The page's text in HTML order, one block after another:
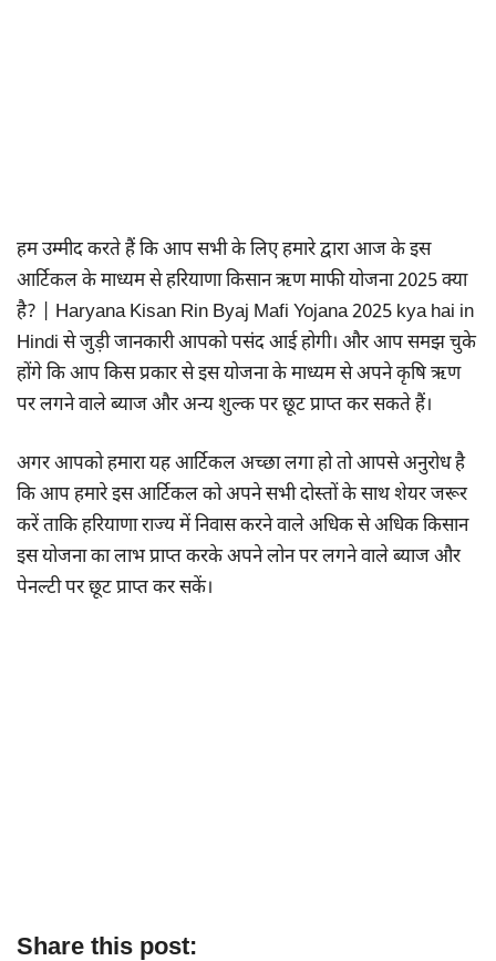
हम उम्मीद करते हैं कि आप सभी के लिए हमारे द्वारा आज के इस
आर्टिकल के माध्यम से हरियाणा किसान ऋण माफी योजना 2025 क्या
है? | Haryana Kisan Rin Byaj Mafi Yojana 2025 kya hai in
Hindi से जुड़ी जानकारी आपको पसंद आई होगी। और आप समझ चुके
होंगे कि आप किस प्रकार से इस योजना के माध्यम से अपने कृषि ऋण
पर लगने वाले ब्याज और अन्य शुल्क पर छूट प्राप्त कर सकते हैं।
अगर आपको हमारा यह आर्टिकल अच्छा लगा हो तो आपसे अनुरोध है
कि आप हमारे इस आर्टिकल को अपने सभी दोस्तों के साथ शेयर जरूर
करें ताकि हरियाणा राज्य में निवास करने वाले अधिक से अधिक किसान
इस योजना का लाभ प्राप्त करके अपने लोन पर लगने वाले ब्याज और
पेनल्टी पर छूट प्राप्त कर सकें।
Share this post: